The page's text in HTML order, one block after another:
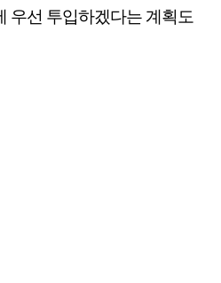
우선 투입하겠다는 계획도